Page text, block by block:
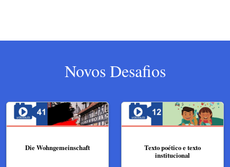
Novos Desafios
Die Wohngemeinschaft
Texto poético e texto
institucional